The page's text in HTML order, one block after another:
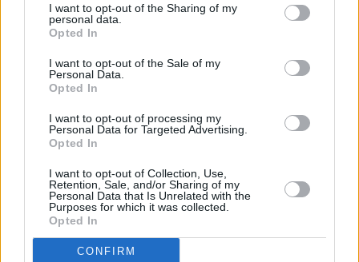
de su consentimiento, pero usted tiene el derecho de
rechazar tal procesamiento. Sus preferencias se aplicarán
cualquier momento entrando de nuevo en este sitio web o
visitando nuestra política de privacidad.
I want to opt-out of the Sharing of my
personal data.
Opted In
I want to opt-out of the Sale of my
Personal Data.
Opted In
I want to opt-out of processing my
Personal Data for Targeted Advertising.
Opted In
I want to opt-out of Collection, Use,
Retention, Sale, and/or Sharing of my
Personal Data that Is Unrelated with the
Purposes for which it was collected.
Opted In
CONFIRM